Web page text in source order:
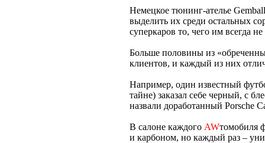
Немецкое тюнинг-ателье
выделить их среди остальных
суперкаров то, чего им всегда
Больше половины из
клиентов, и каждый из них
Например, один известный
тайне) заказал себе черный, с
назвали доработанный Porsche
В салоне каждого AWтомобиля
и карбоном, но каждый раз –